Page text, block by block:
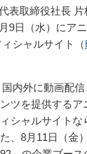
表取締役社長
9日（水）にア
シャルサイト（
内外に動画配
ツを提供する
シャルサイトな
、8月11日（金